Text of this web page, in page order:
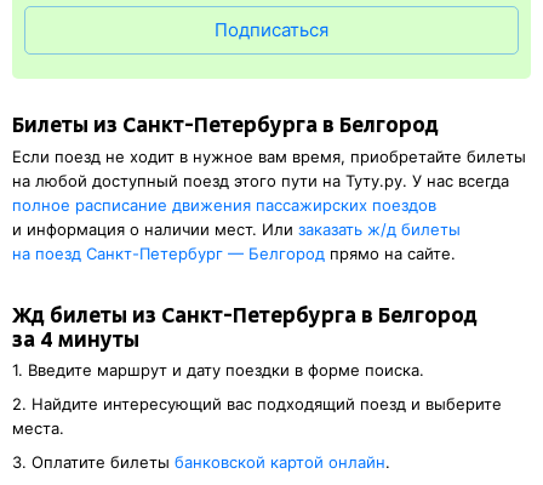
Подписаться
Билеты из Санкт-Петербурга в Белгород
Если поезд не ходит в нужное вам время, приобретайте билеты
на любой доступный поезд этого пути на Туту.ру. У нас всегда
полное расписание движения пассажирских поездов
и информация о наличии мест. Или заказать ж/д билеты
на поезд Санкт-Петербург — Белгород прямо на сайте.
Жд билеты из Санкт-Петербурга в Белгород
за 4 минуты
1. Введите маршрут и дату поездки в форме поиска.
2. Найдите интересующий вас подходящий поезд и выберите
места.
3. Оплатите билеты банковской картой онлайн.